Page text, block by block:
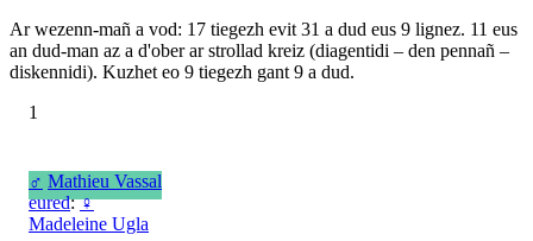
Ar wezenn-mañ a vod: 17 tiegezh evit 31 a dud eus 9 lignez. 11 eus
an dud-man az a d'ober ar strollad kreiz (diagentidi – den pennañ –
diskennidi). Kuzhet eo 9 tiegezh gant 9 a dud.
1
♂ Mathieu Vassal
eured:♀
Madeleine Ugla